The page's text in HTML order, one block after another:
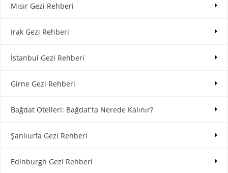
Mısır Gezi Rehberi
Irak Gezi Rehberi
İstanbul Gezi Rehberi
Girne Gezi Rehberi
Bağdat Otelleri: Bağdat'ta Nerede Kalınır?
Şanlıurfa Gezi Rehberi
Edinburgh Gezi Rehberi